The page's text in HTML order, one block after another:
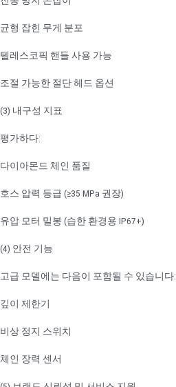
균형 잡힌 무게 분포
텔레스코픽 핸들 사용 가능
조절 가능한 절단 헤드 옵션
(3) 내구성 지표
평가하다:
다이아몬드 체인 품질
호스 압력 등급 (≥35 MPa 권장)
유압 모터 밀봉 (습한 환경용 IP67+)
(4) 안전 기능
고급 모델에는 다음이 포함될 수 있습니다:
깊이 제한기
비상 정지 스위치
체인 장력 센서